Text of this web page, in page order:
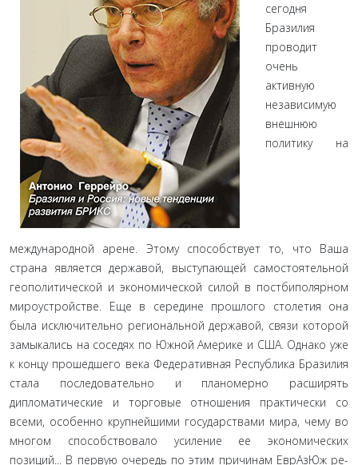
сегодня
Бразилия
проводит
очень
активную
независимую
внешнюю
политику на
международной арене. Этому способ­ствует то, что Ваша
страна является державой, выступающей самостоятельной
геополитической и экономической силой в постбиполярном
мироустройстве. Еще в середине прошлого столетия она
была исключительно региональной державой, связи которой
замыкались на соседях по Южной Америке и США. Однако уже
к концу прошедшего века Федеративная Республика Бразилия
стала последовательно и планомерно расширять
дипломатические и торговые отношения практи­чески со
всеми, особенно крупнейшими государствами мира, чему во
многом способствовало усиление ее экономических
позиций... В первую очередь по этим причинам ЕврАзЮж ре­